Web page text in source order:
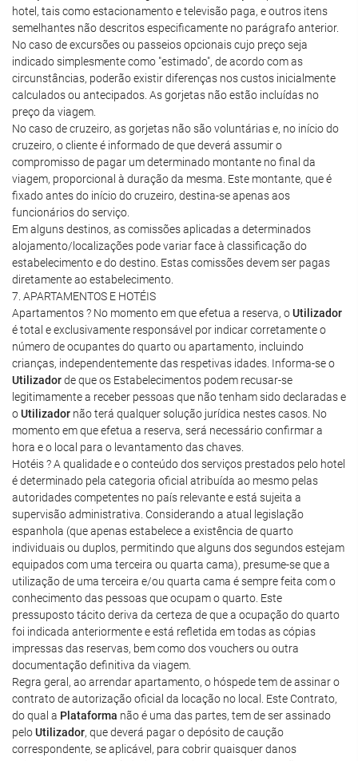
hotel, tais como estacionamento e televisão paga, e outros itens
semelhantes não descritos especificamente no parágrafo anterior.
No caso de excursões ou passeios opcionais cujo preço seja
indicado simplesmente como "estimado", de acordo com as
circunstâncias, poderão existir diferenças nos custos inicialmente
calculados ou antecipados. As gorjetas não estão incluídas no
preço da viagem.
No caso de cruzeiro, as gorjetas não são voluntárias e, no início do
cruzeiro, o cliente é informado de que deverá assumir o
compromisso de pagar um determinado montante no final da
viagem, proporcional à duração da mesma. Este montante, que é
fixado antes do início do cruzeiro, destina-se apenas aos
funcionários do serviço.
Em alguns destinos, as comissões aplicadas a determinados
alojamento/localizações pode variar face à classificação do
estabelecimento e do destino. Estas comissões devem ser pagas
diretamente ao estabelecimento.
7. APARTAMENTOS E HOTÉIS
Apartamentos ? No momento em que efetua a reserva, oUtilizador
é total e exclusivamente responsável por indicar corretamente o
número de ocupantes do quarto ou apartamento, incluindo
crianças, independentemente das respetivas idades. Informa-se o
Utilizadorde que os Estabelecimentos podem recusar-se
legitimamente a receber pessoas que não tenham sido declaradas e
oUtilizador não terá qualquer solução jurídica nestes casos. No
momento em que efetua a reserva, será necessário confirmar a
hora e o local para o levantamento das chaves.
Hotéis ? A qualidade e o conteúdo dos serviços prestados pelo hotel
é determinado pela categoria oficial atribuída ao mesmo pelas
autoridades competentes no país relevante e está sujeita a
supervisão administrativa. Considerando a atual legislação
espanhola (que apenas estabelece a existência de quarto
individuais ou duplos, permitindo que alguns dos segundos estejam
equipados com uma terceira ou quarta cama), presume-se que a
utilização de uma terceira e/ou quarta cama é sempre feita com o
conhecimento das pessoas que ocupam o quarto. Este
pressuposto tácito deriva da certeza de que a ocupação do quarto
foi indicada anteriormente e está refletida em todas as cópias
impressas das reservas, bem como dos vouchers ou outra
documentação definitiva da viagem.
Regra geral, ao arrendar apartamento, o hóspede tem de assinar o
contrato de autorização oficial da locação no local. Este Contrato,
do qual a Plataforma não é uma das partes, tem de ser assinado
peloUtilizador, que deverá pagar o depósito de caução
correspondente, se aplicável, para cobrir quaisquer danos